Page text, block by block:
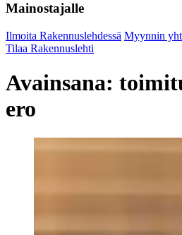
Mainostajalle
Ilmoita Rakennuslehdessä Myynnin
Tilaa Rakennuslehti
Avainsana:
ero